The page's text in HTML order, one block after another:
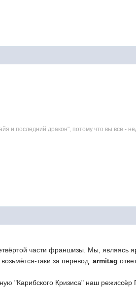
и последний дракон", потому что вы все -
части франшизы. Мы, являясь
таки за перевод.armitag
"Карибского Кризиса" наш